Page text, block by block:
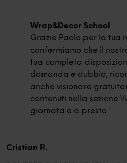
Wrap&Decor School
Grazie Paolo per la tua
confermiamo che il
tua completa
domanda e dubbio,
anche visionare
contenuti nella sezione
giornata e a presto !
Cristian R.